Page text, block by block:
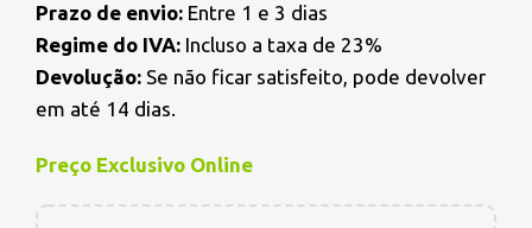
Prazo de envio: Entre 1 e 3 dias
Regime do IVA: Incluso a taxa de 23%
Devolução: Se não ficar satisfeito, pode devolver
em até 14 dias.
Preço Exclusivo Online